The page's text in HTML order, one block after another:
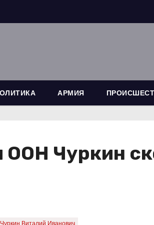
АРМИЯ
ООН Чуркин
Виталий Иванович